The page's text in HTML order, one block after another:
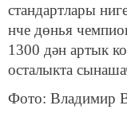
стандартлары
нче дөнья
1300 дән артык
осталыкта
Фото: Владимир